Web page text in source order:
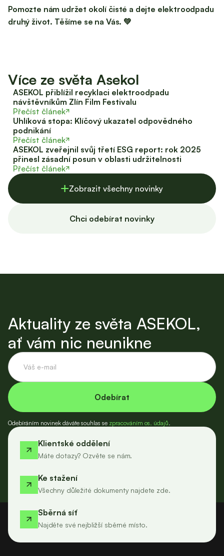
Pomozte nám udržet okolí čisté a dejte elektroodpadu
druhý život. Těšíme se na Vás. 💚
Více ze světa Asekol
ASEKOL přiblížil recyklaci elektroodpadu
návštěvníkům Zlín Film Festivalu
Přečíst článek
Uhlíková stopa: Klíčový ukazatel odpovědného
podnikání
Přečíst článek
ASEKOL zveřejnil svůj třetí ESG report: rok 2025
přinesl zásadní posun v oblasti udržitelnosti
Přečíst článek
Zobrazit všechny novinky
Chci odebírat novinky
Aktuality ze světa ASEKOL,
ať vám nic neunikne
Odebíráním novinek dáváte souhlas se zpracováním os. údajů.
Klientské oddělení
Máte dotazy? Ozvěte se nám.
Ke stažení
Všechny důležité dokumenty najdete zde.
Sběrná síť
Najděte své nejbližší sběrné místo.